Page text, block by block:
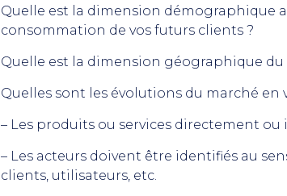
Quelle est la dimension démographique
consommation de vos futurs clients ?
Quelle est la dimension géographique du
Quelles sont les évolutions du marché en
– Les produits ou services directement
– Les acteurs doivent être identifiés au
clients, utilisateurs, etc.